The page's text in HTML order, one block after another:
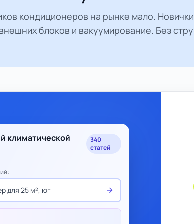
кондиционеров на рынке мало.
блоков и вакуумирование. Без
климатической
340
статей
для 25 м², юг arrow_forward